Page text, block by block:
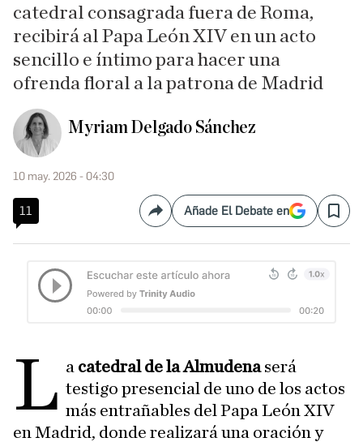
catedral consagrada fuera de Roma,
recibirá al Papa León XIV en un acto
sencillo e íntimo para hacer una
ofrenda floral a la patrona de Madrid
Myriam Delgado Sánchez
10 may. 2026 - 04:30
11 CompartirAñade El Debate en Save
L a catedral de la Almudenaserá
testigo presencial de uno de los actos
más entrañables del Papa León XIV
en Madrid, donde realizará una oración y